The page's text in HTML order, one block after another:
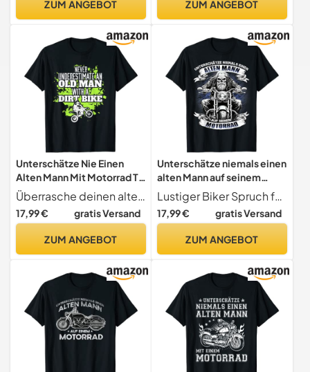
ZUM ANGEBOT ZUM ANGEBOT
Unterschätze Nie Einen
Alten Mann Mit Motorrad T-
Shirt
Überrasche deinen alten Herrn, der ein Motorradfahrer ist, mit dieser lustigen Motorrad Kleidung. Toll zum Tragen für alle Papas, Väter oder Väter, die zertifizierte Biker und Motocrosser sind.
17,99 € gratis Versand
ZUM ANGEBOT
Unterschätze niemals einen
alten Mann auf seinem
Motorrad T-Shirt
Lustiger Biker Spruch für den alten Mann
17,99 € gratis Versand
ZUM ANGEBOT